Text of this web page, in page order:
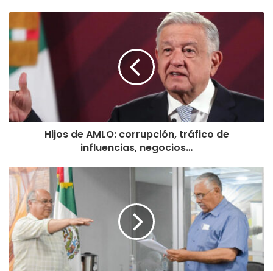
Hijos de AMLO: corrupción, tráfico de
influencias, negocios…